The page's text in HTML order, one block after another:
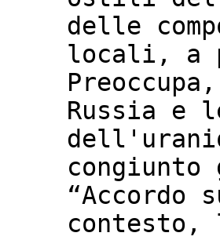
delle
locali, a
Russia e
congiunto
“Accordo
contesto,